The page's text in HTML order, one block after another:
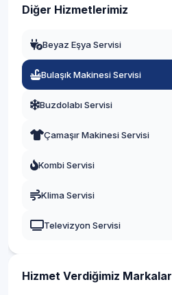
Diğer Hizmetlerimiz
Beyaz Eşya Servisi
Bulaşık Makinesi Servisi
Buzdolabı Servisi
Çamaşır Makinesi Servisi
Kombi Servisi
Klima Servisi
Televizyon Servisi
Hizmet Verdiğimiz Markalar